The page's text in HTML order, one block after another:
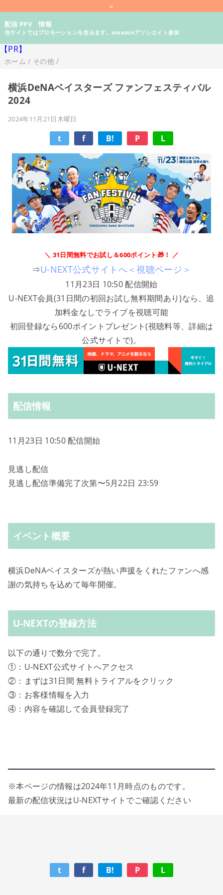
=
配信 PPV 情報
当サイトではプロモーションを含みます。amazonアソシエイト参加
【PR】
ホーム / その他/
横浜DeNAベイスターズ ファンフェスティバル
2024
2024年11月21日木曜日
t f B! P L
＼ 31日間無料でお試し＆600ポイント🎁！ ／
⇒U-NEXT公式サイトへ＜視聴ページ＞
11月23日 10:50 配信開始
U-NEXT会員(31日間の初回お試し無料期間あり)なら、追
加料金なしでライブを視聴可能
初回登録なら600ポイントプレゼント(視聴料等、詳細は
公式サイトで)。
配信情報
11月23日 10:50 配信開始
見逃し配信
見逃し配信準備完了次第〜5月22日 23:59
イベント概要
横浜DeNAベイスターズが熱い声援をくれたファンへ感
謝の気持ちを込めて毎年開催。
U-NEXTの登録方法
以下の通りで数分で完了。
①：U-NEXT公式サイトへアクセス
②：まずは31日間 無料トライアルをクリック
③：お客様情報を入力
④：内容を確認して会員登録完了
※本ページの情報は2024年11月時点のものです。
最新の配信状況はU-NEXTサイトでご確認ください
t f B! P L